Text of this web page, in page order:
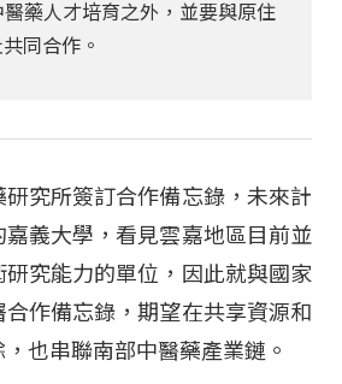
藥人才培育之外，並要與原住
同合作。
究所簽訂合作備忘錄，未來計
義大學，看見雲嘉地區目前並
究能力的單位，因此就與國家
作備忘錄，期望在共享資源和
也串聯南部中醫藥產業鏈。